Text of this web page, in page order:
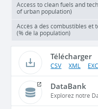
Access to clean fuels and
of urban population)
Accès à des combustibles et
(% de la population)
Télécharger
CSV XML
DataBank
Explorez notre